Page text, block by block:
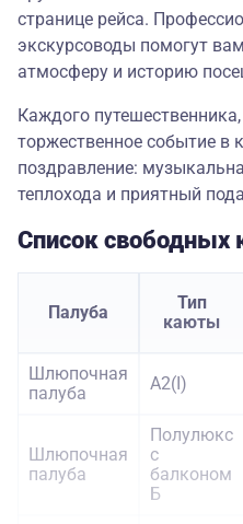
странице рейса.
экскурсоводы помогут
атмосферу и историю
Каждого
торжественное событие в
поздравление:
теплохода и приятный
Список свободных
Палуба
Тип
каюты
Шлюпочная
палуба
А2(I)
Шлюпочная
палуба
Полулюкс
с
балконом
Б